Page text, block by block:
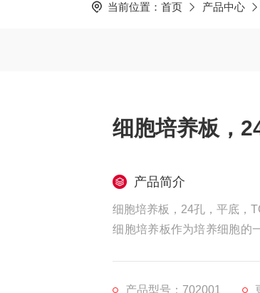
当前位置： 首页 产品中心
细胞培养板，
产品简介
细胞培养板，24孔，平底，
细胞培养板作为培养细胞的
产品型号：702001